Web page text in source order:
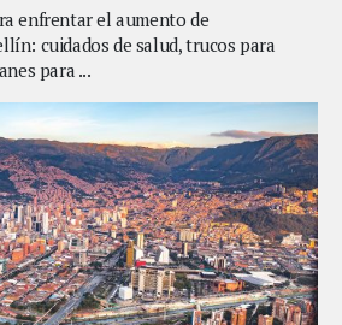
enfrentar el aumento de
cuidados de salud, trucos para
para ...